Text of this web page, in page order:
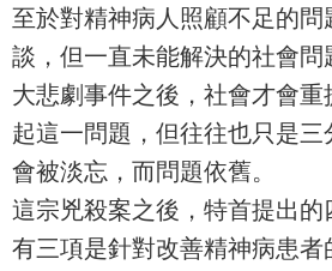
至於對精神病人照顧不足的問
談，但一直未能解決的社會問
大悲劇事件之後，社會才會
起這一問題，但往往也只是三
會被淡忘，而問題依舊。
這宗兇殺案之後，特首提出的
有三項是針對改善精神病患者